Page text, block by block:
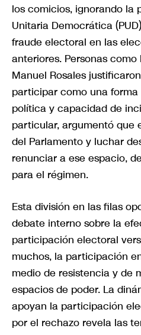
los comicios, ignorando la
Unitaria Democrática
fraude electoral en las
anteriores. Personas
Manuel Rosales
participar como una
política y capacidad de
particular, argumentó que
del Parlamento y luchar
renunciar a ese espacio,
para el régimen.
Esta división en las filas
debate interno sobre la
participación electoral
muchos, la participación
medio de resistencia y de
espacios de poder. La
apoyan la participación
por el rechazo revela las